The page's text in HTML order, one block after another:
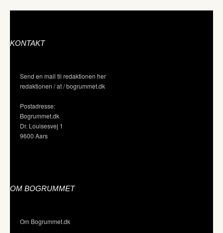
KONTAKT
Send en mail til redaktionen her
redaktionen / at / bogrummet.dk
Postadresse:
Bogrummet.dk
Dr. Louisesvej 1
9600 Aars
OM BOGRUMMET
Om Bogrummet.dk